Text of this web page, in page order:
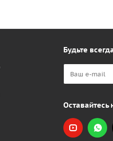
Будьте
Оставайтесь